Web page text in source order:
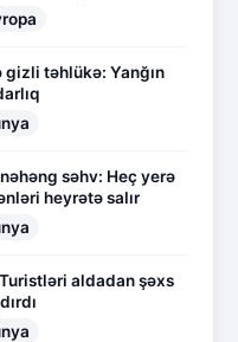
gizli təhlükə: Yanğın
səhv: Heç yerə
heyrətə salır
aldadan şəxs